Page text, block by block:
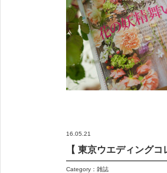
16.05.21
【 東京ウエディング
Category： 雑誌